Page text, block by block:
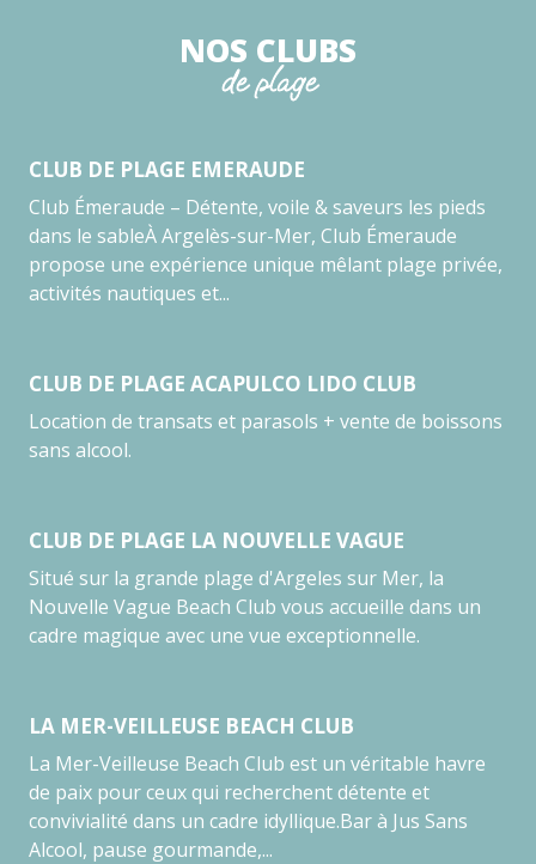
NOS CLUBS
de plage
CLUB DE PLAGE EMERAUDE
Club Émeraude – Détente, voile & saveurs les pieds
dans le sableÀ Argelès-sur-Mer, Club Émeraude
propose une expérience unique mêlant plage privée,
activités nautiques et...
CLUB DE PLAGE ACAPULCO LIDO CLUB
Location de transats et parasols + vente de boissons
sans alcool.
CLUB DE PLAGE LA NOUVELLE VAGUE
Situé sur la grande plage d'Argeles sur Mer, la
Nouvelle Vague Beach Club vous accueille dans un
cadre magique avec une vue exceptionnelle.
LA MER-VEILLEUSE BEACH CLUB
La Mer-Veilleuse Beach Club est un véritable havre
de paix pour ceux qui recherchent détente et
convivialité dans un cadre idyllique.Bar à Jus Sans
Alcool, pause gourmande,...